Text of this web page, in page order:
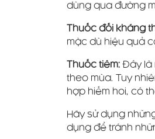
dùng qua đường
Thuốc đối kháng
mặc dù hiệu quả
Thuốc tiêm: Đây là
theo mùa. Tuy
hợp hiếm hoi, có
Hãy sử dụng
dụng để tránh